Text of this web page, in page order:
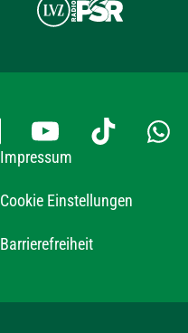
Impressum
Cookie Einstellungen
Barrierefreiheit